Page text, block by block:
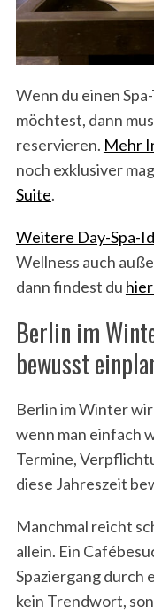
Wenn du einen
möchtest, dann
reservieren. Mehr
noch exklusiver
Suite.
Weitere Day-Spa-
Wellness auch
dann findest du
Berlin im
bewusst
Berlin im Winter
wenn man einfach
Termine,
diese Jahreszeit
Manchmal reicht
allein. Ein
Spaziergang durch
kein Trendwort,